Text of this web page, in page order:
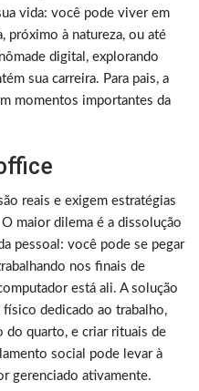
vida: você pode viver em
próximo à natureza, ou até
digital, explorando
sua carreira. Para pais, a
momentos importantes da
reais e exigem estratégias
maior dilema é a dissolução
pessoal: você pode se pegar
nos finais de
está ali. A solução
físico dedicado ao trabalho,
do quarto, e criar rituais de
social pode levar à
gerenciado ativamente.